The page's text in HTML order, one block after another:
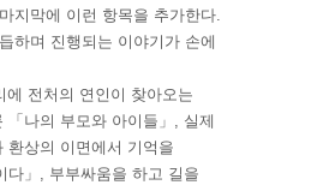
지막에 이런 항목을 추가한다.
하며 진행되는 이야기가 손에
전처의 연인이 찾아오는
나의 부모와 아이들」, 실제
환상의 이면에서 기억을
다」, 부부싸움을 하고 길을